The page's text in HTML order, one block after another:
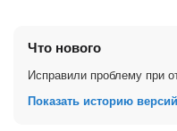
Не все бизнесы требуют
Счетов в CRM. В
Что нового
Исправили проблему при
Показать историю